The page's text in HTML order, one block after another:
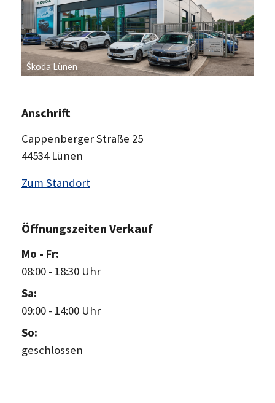
Škoda Lünen
Anschrift
Cappenberger Straße 25
44534 Lünen
Zum Standort
Öffnungszeiten Verkauf
Mo - Fr:
08:00 - 18:30 Uhr
Sa:
09:00 - 14:00 Uhr
So:
geschlossen